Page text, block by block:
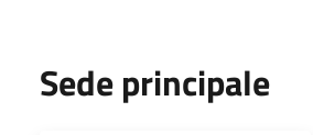
Sede principale